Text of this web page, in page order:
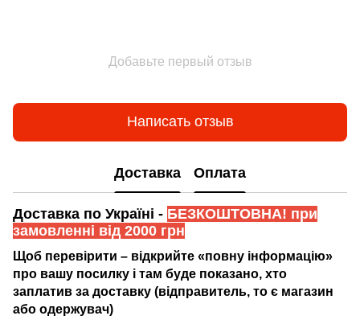
Добавьте первый отзыв
Написать отзыв
Доставка Оплата
Доставка по Україні - БЕЗКОШТОВНА! при
замовленні від 2000 грн
Щоб перевірити – відкрийте «повну інформацію»
про вашу посилку і там буде показано, хто
заплатив за доставку (відправитель, то є магазин
або одержувач)